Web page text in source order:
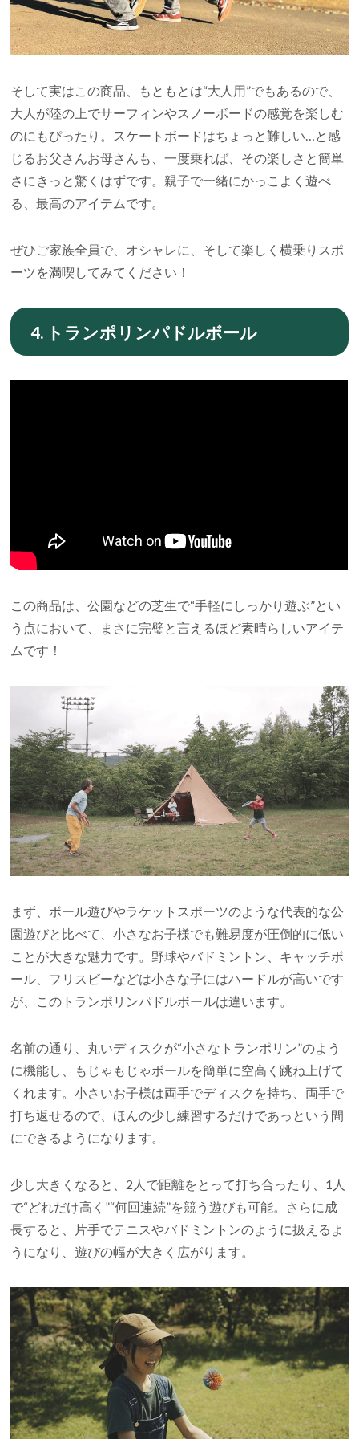
そして実はこの商品、もともとは“大人用”でもあるので、
大人が陸の上でサーフィンやスノーボードの感覚を楽しむ
のにもぴったり。スケートボードはちょっと難しい…と感
じるお父さんお母さんも、一度乗れば、その楽しさと簡単
さにきっと驚くはずです。親子で一緒にかっこよく遊べ
る、最高のアイテムです。
ぜひご家族全員で、オシャレに、そして楽しく横乗りスポ
ーツを満喫してみてください！
4. トランポリンパドルボール
この商品は、公園などの芝生で“手軽にしっかり遊ぶ”とい
う点において、まさに完璧と言えるほど素晴らしいアイテ
ムです！
まず、ボール遊びやラケットスポーツのような代表的な公
園遊びと比べて、小さなお子様でも難易度が圧倒的に低い
ことが大きな魅力です。野球やバドミントン、キャッチボ
ール、フリスビーなどは小さな子にはハードルが高いです
が、このトランポリンパドルボールは違います。
名前の通り、丸いディスクが“小さなトランポリン”のよう
に機能し、もじゃもじゃボールを簡単に空高く跳ね上げて
くれます。小さいお子様は両手でディスクを持ち、両手で
打ち返せるので、ほんの少し練習するだけであっという間
にできるようになります。
少し大きくなると、2人で距離をとって打ち合ったり、1人
で“どれだけ高く”“何回連続”を競う遊びも可能。さらに成
長すると、片手でテニスやバドミントンのように扱えるよ
うになり、遊びの幅が大きく広がります。